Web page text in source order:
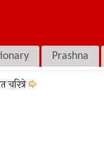
Prashna
चरित्रे